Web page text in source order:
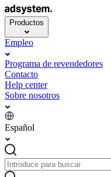
Productos
Empleo
Programa de revendedores
Contacto
Help center
Sobre nosotros
Español